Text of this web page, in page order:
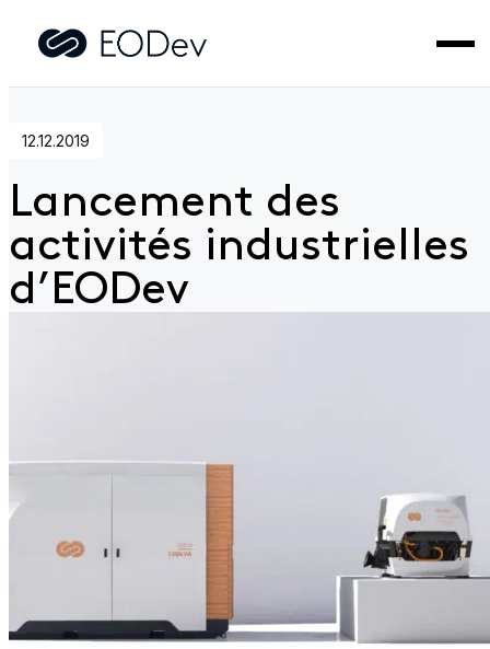
Accueil> Actualités> Lancement des activités industrielles
12.12.2019
Lancement des
activités industrielles
d’EODev